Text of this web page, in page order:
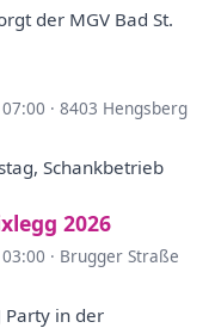
der MGV Bad St.
· 8403 Hengsberg
Schankbetrieb
2026
· Brugger Straße
Party in der